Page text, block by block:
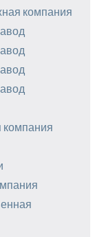
компания
компания